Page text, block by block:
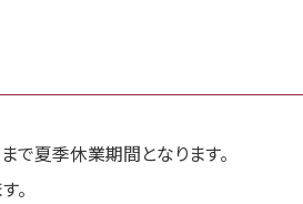
で夏季休業期間となります。
。